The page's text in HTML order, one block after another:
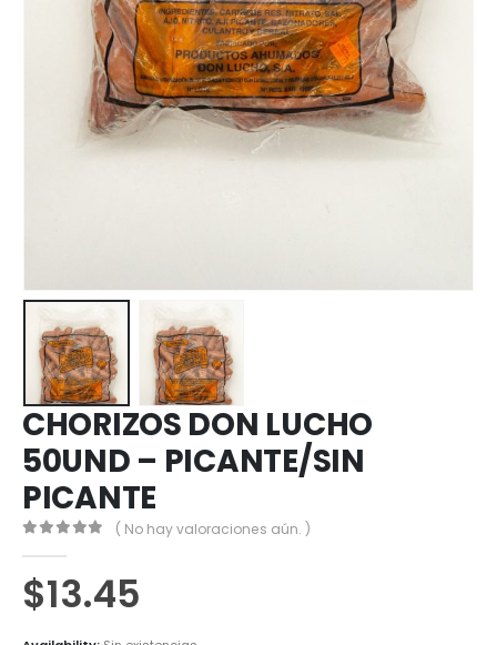
CHORIZOS DON LUCHO
50UND – PICANTE/SIN
PICANTE
( No hay valoraciones aún. )
$13.45